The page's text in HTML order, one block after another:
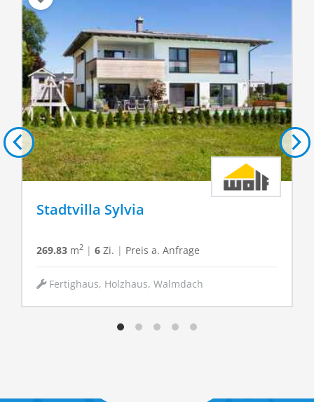
Stadtvilla Sylvia
269.83 m2 | 6 Zi. | Preis a. Anfrage
Fertighaus, Holzhaus, Walmdach